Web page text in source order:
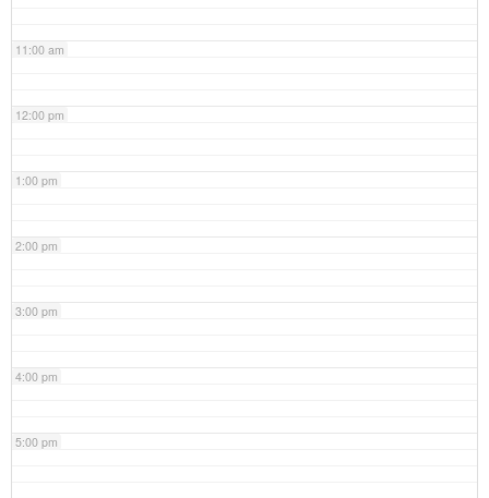
11:00 am
12:00 pm
1:00 pm
2:00 pm
3:00 pm
4:00 pm
5:00 pm